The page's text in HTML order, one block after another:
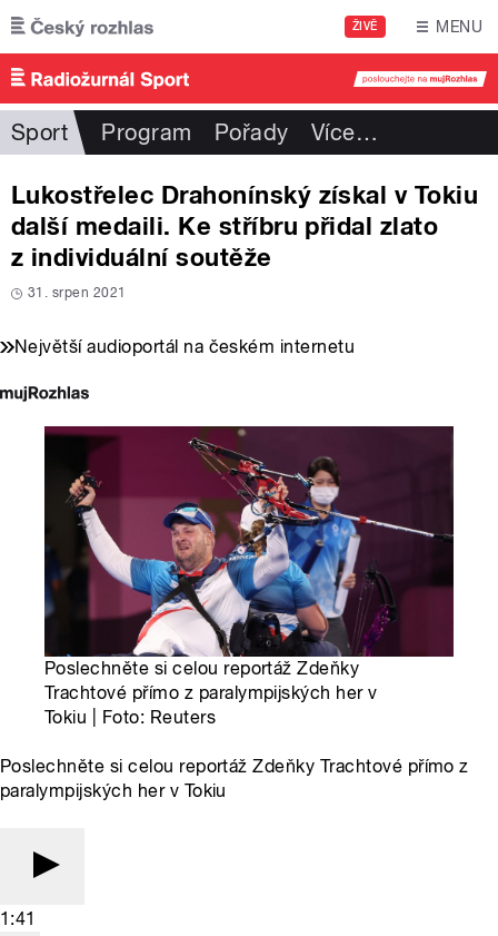
Přejít k hlavnímu obsahu
ŽIVĚ MENU
Sport Program Pořady Více…
Lukostřelec Drahonínský získal v Tokiu
další medaili. Ke stříbru přidal zlato
z individuální soutěže
31. srpen 2021
Největší audioportál na českém internetu
Poslechněte si celou reportáž Zdeňky
Trachtové přímo z paralympijských her v
Tokiu | Foto: Reuters
Poslechněte si celou reportáž Zdeňky Trachtové přímo z
paralympijských her v Tokiu
1:41